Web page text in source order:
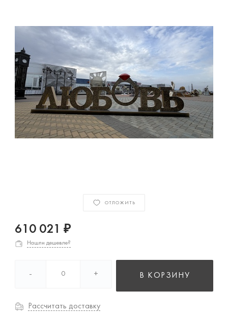
ОТЛОЖИТЬ
610 021 ₽
Нашли дешевле?
- + В КОРЗИНУ
Рассчитать доставку